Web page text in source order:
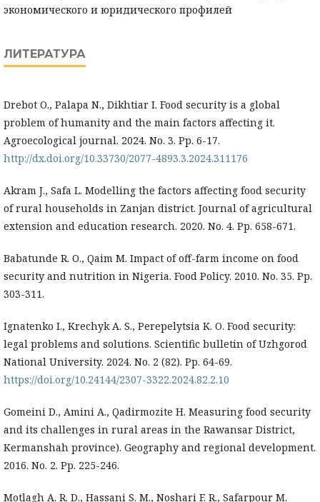
экономического и юридического профилей
ЛИТЕРАТУРА
Drebot O., Palapa N., Dikhtiar I. Food security is a global
problem of humanity and the main factors affecting it.
Agroecological journal. 2024. No. 3. Pp. 6-17.
http://dx.doi.org/10.33730/2077-4893.3.2024.311176
Akram J., Safa L. Modelling the factors affecting food security
of rural households in Zanjan district. Journal of agricultural
extension and education research. 2020. No. 4. Pp. 658-671.
Babatunde R. O., Qaim M. Impact of off-farm income on food
security and nutrition in Nigeria. Food Policy. 2010. No. 35. Pp.
303-311.
Ignatenko I., Krechyk A. S., Perepelytsia K. O. Food security:
legal problems and solutions. Scientific bulletin of Uzhgorod
National University. 2024. No. 2 (82). Pp. 64-69.
https://doi.org/10.24144/2307-3322.2024.82.2.10
Gomeini D., Amini A., Qadirmozite H. Measuring food security
and its challenges in rural areas in the Rawansar District,
Kermanshah province). Geography and regional development.
2016. No. 2. Pp. 225-246.
Motlagh A. R. D., Hassani S. M., Noshari F. R., Safarpour M.